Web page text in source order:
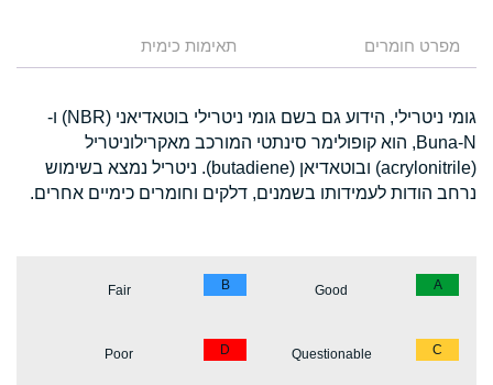
מפרט חומרים תאימות כימית
גומי ניטרילי, הידוע גם בשם גומי ניטרילי בוטאדיאני (NBR) ו-
Buna-N, הוא קופולימר סינתטי המורכב מאקרילוניטריל
(acrylonitrile) ובוטאדיאן (butadiene). ניטריל נמצא בשימוש
נרחב הודות לעמידותו בשמנים, דלקים וחומרים כימיים אחרים.
A
Good
B
Fair
C
Questionable
D
Poor